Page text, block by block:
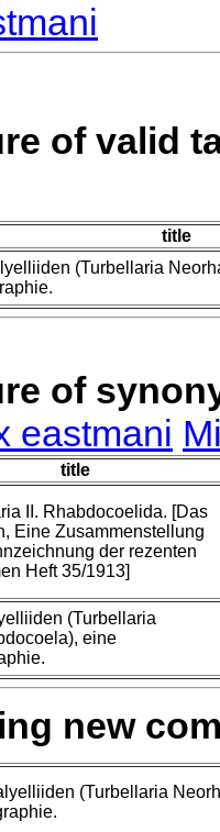
of valid
title
(Turbellaria
of
eastmani
title
II. Rhabdocoelida. [Das
Eine Zusammenstellung
der rezenten
Heft 35/1913]
(Turbellaria
eine
new
(Turbellaria